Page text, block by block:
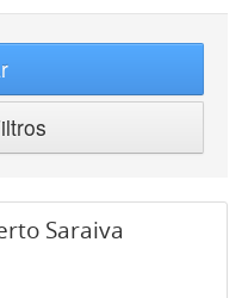
Saraiva